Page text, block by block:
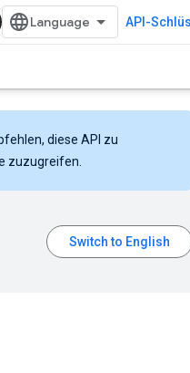
API-
diese API zu
zuzugreifen.